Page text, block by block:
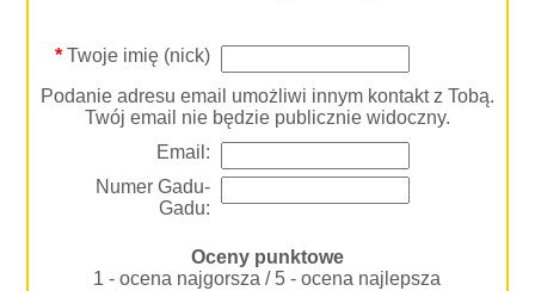
*Twoje imię (nick)
Podanie adresu email umożliwi innym kontakt z Tobą.
Twój email nie będzie publicznie widoczny.
Email:
Numer Gadu-
Gadu:
Oceny punktowe
1 - ocena najgorsza / 5 - ocena najlepsza